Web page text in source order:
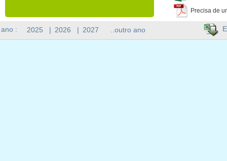
Precisa de
: 2025 | 2026 | 2027 ..outro ano